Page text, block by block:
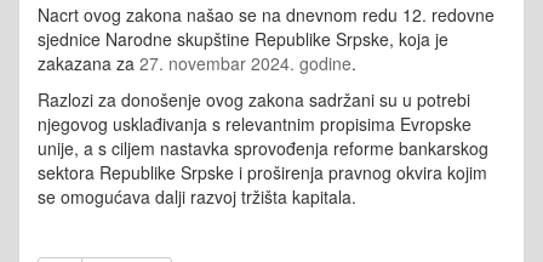
Nacrt ovog zakona našao se na dnevnom redu 12. redovne
sjednice Narodne skupštine Republike Srpske, koja je
zakazana za 27. novembar 2024. godine.
Razlozi za donošenje ovog zakona sadržani su u potrebi
njegovog usklađivanja s relevantnim propisima Evropske
unije, a s ciljem nastavka sprovođenja reforme bankarskog
sektora Republike Srpske i proširenja pravnog okvira kojim
se omogućava dalji razvoj tržišta kapitala.